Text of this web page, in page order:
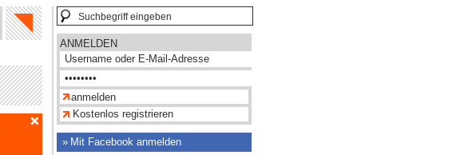
ANMELDEN
Kostenlos registrieren
Mit Facebook anmelden